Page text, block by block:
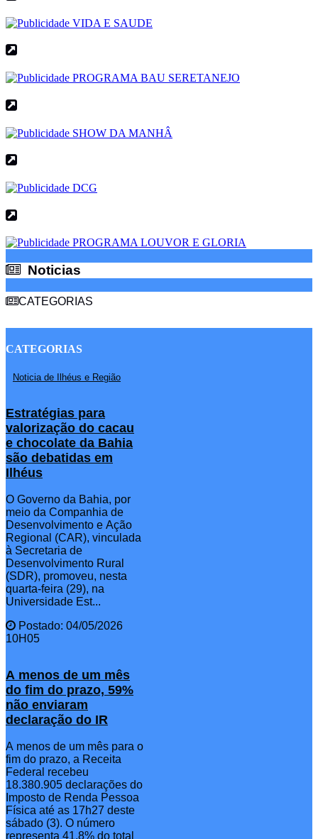
Noticias
CATEGORIAS
CATEGORIAS
Noticia de Ilhéus e Região
Estratégias para
valorização do cacau
e chocolate da Bahia
são debatidas em
Ilhéus
O Governo da Bahia, por
meio da Companhia de
Desenvolvimento e Ação
Regional (CAR), vinculada
à Secretaria de
Desenvolvimento Rural
(SDR), promoveu, nesta
quarta-feira (29), na
Universidade Est...
Postado: 04/05/2026
10H05
A menos de um mês
do fim do prazo, 59%
não enviaram
declaração do IR
A menos de um mês para o
fim do prazo, a Receita
Federal recebeu
18.380.905 declarações do
Imposto de Renda Pessoa
Física até as 17h27 deste
sábado (3). O número
representa 41,8% do total